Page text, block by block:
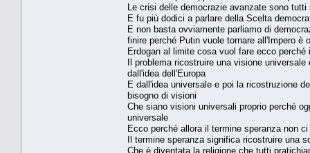
Le crisi delle democrazie avanzate sono
E fu più dodici a parlare della Scelta
E non basta ovviamente parliamo di
finire perché Putin vuole tornare all'Impero
Erdogan al limite cosa vuol fare ecco perché
Il problema ricostruire una visione
dall'idea dell'Europa
E dall'idea universale e poi la ricostruzione
bisogno di visioni
Che siano visioni universali proprio perché
universale
Ecco perché allora il termine speranza non
Il termine speranza significa ricostruire una
Che è diventata la religione che tutti